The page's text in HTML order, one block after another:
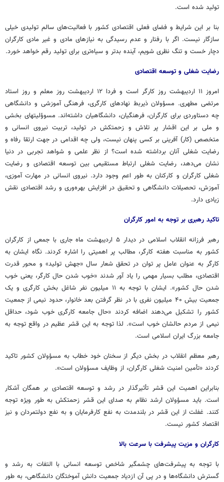
تولید شده است.
بنا بر این شرایط و فضای فعلی اقتصادی کشور با فعالیت‌های سالم تولیدی خیلی
سازگار نیست. اگر با رفتار و عدم رسیدگی به نیازهای مادی و غیر مادی کارگران
دچار خست و تنگ نظری شویم، آینده بدتر و سیاه‌تری برای تولید رقم خواهد خورد.
رضایت شغلی و توسعه اقتصادی
امروز ۱۱ اردیبهشت روز کارگر است و فردا ۱۲ اردیبهشت روز معلم و روز استاد
مرتضی مطهری. مسؤولان ذیربط نهادهای کارگری، فرهنگی آموزشی و دانشگاهی
چه دستاوردی برای کارگران، فرهنگیان، دانشگاهیان داشته‌اند. مسوؤلیتهای بخشی
و ملی بر این اقشار پر تلاش و زحمتکش در تولید، تربیت نیروی انسانی و
متخصص (کار) آفرینی بر کسی پنهان نیست، ولی چه اقدامی در جهت ارتقا رفاه و
رضایت شغلی آنان برداشته شده است؟ از نظر علمی و شواهد تجربی در دنیا
نشان می‌دهد، رضایت شغلی ارتباط مستقیمی بین توسعه اقتصادی و رضایت
شغلی کارگران و کارکنان به طور اعم وجود دارد. نیروی انسانی در مهارت آموزی،
آموزش، تحصیلات دانشگاهی و تحقیق در افزایش بهره‌وری و رشد اقتصادی نقش
زیادی دارد.
تاکید رهبری بر توجه به امور کارگران
رهبر فرزانه انقلاب اسلامی در دیدار ۵ اردیبهشت ماه جاری با جمعی از کارگران
کشور به مناسبت هفته کارگر، مطالب پر اهمیتی را اشاره کردند. نگاه ایشان به
کارگر به عنوان عامل پر توان در تحقق شعار سال «جهش تولید» و محور قدرت
اقتصادی، مطلب بسیار مهمی را یادآور شدند «خوب شدن حال کارگر، یعنی خوب
شدن حال کشور». ایشان با توجه به ۱۱ میلیون نفر شاغل بخش کارگری و یک
جمعیت بیش ۴۰ میلیون نفری با در نظر گرفتن بعد خانوار، حدود نیمی از جمعیت
کشور را تشکیل می‌دهند اضافه کردند «حال جامعه کارگری خوب شود، حداقل
نیمی از مردم حالشان خوب است». لذا توجه به این قشر عظیم در واقع توجه به
جامعه بزرگ ایران اسلامی است.
رهبر معظم انقلاب در بخش دیگر از سخنان خود خطاب به مسؤولان کشور تاکید
کردند «تأمین امنیت شغلی کارگران، از وظایف مسؤولان است».
بنابراین اهمیت این قشر تأثیرگذار در رشد و توسعه اقتصادی بر همگان آشکار
است. باید مسؤولان ارشد نظام به صدای این قشر زحمتکش به طور ویژه توجه
کنند. غفلت از این قشر در بلندمدت به نفع کارفرمایان و به نفع دولتمردان و نیز
اقتصاد کشور نیست.
کارگران و مزیت پیشرفت با سرعت بالا
با توجه به پیشرفت‌های چشمگیر شاخص توسعه انسانی با التفات به رشد و
گسترش دانشگاه‌ها و در پی آن ازدیاد جمعیت دانش آموختگان دانشگاهی، به طور